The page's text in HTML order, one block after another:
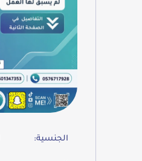
الجنسية: